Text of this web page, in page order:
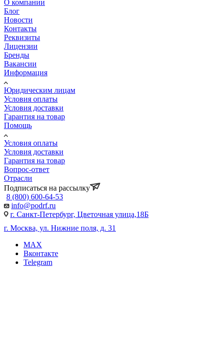
О компании
Блог
Новости
Контакты
Реквизиты
Лицензии
Бренды
Вакансии
Информация
Юридическим лицам
Условия оплаты
Условия доставки
Гарантия на товар
Помощь
Условия оплаты
Условия доставки
Гарантия на товар
Вопрос-ответ
Отрасли
Подписаться на рассылку
8 (800) 600-64-53
info@podrf.ru
г. Санкт-Петербург, Цветочная улица,18Б
г. Москва, ул. Нижние поля, д. 31
MAX
Вконтакте
Telegram